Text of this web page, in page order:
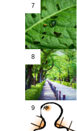
7
8
9